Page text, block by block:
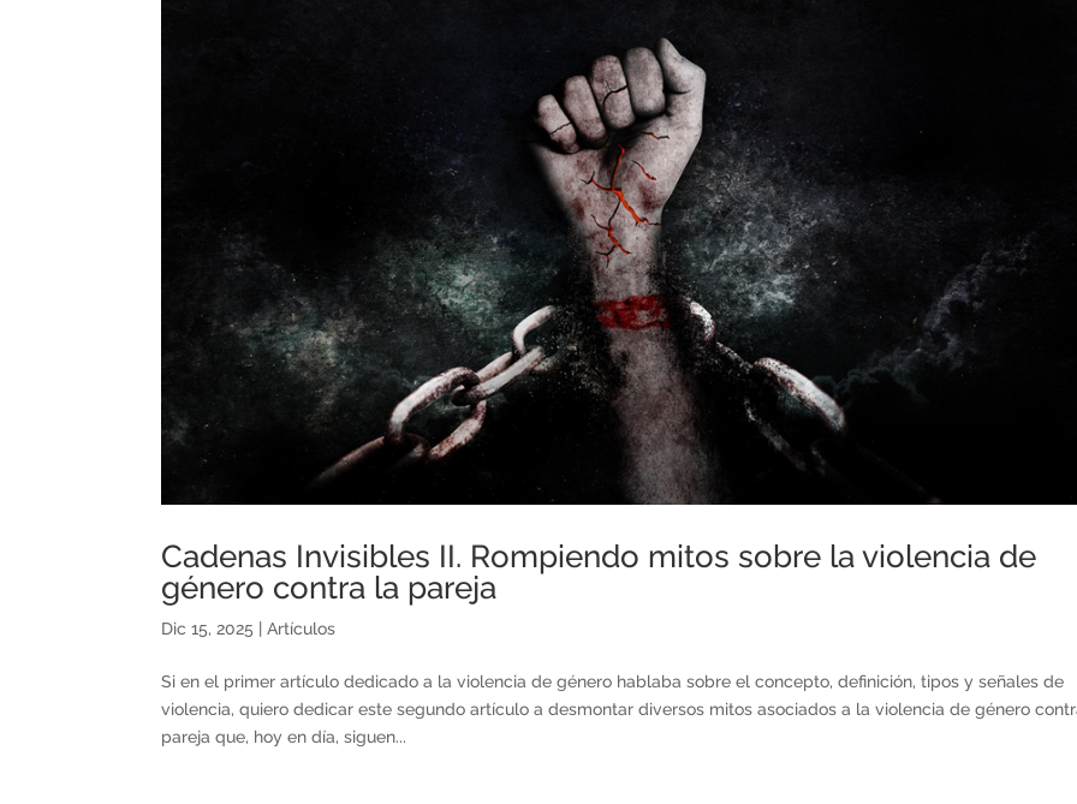
Cadenas Invisibles II. Rompiendo mitos sobre la violencia de
género contra la pareja
Dic 15, 2025 |Artículos
Si en el primer artículo dedicado a la violencia de género hablaba sobre el concepto, definición, tipos y señales de
violencia, quiero dedicar este segundo artículo a desmontar diversos mitos asociados a la violencia de género
pareja que, hoy en día, siguen...